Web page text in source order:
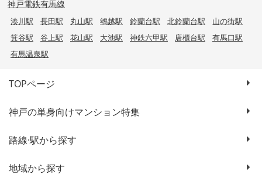
神戸電鉄有馬線
湊川駅 長田駅 丸山駅 鵯越駅 鈴蘭台駅 北鈴蘭台駅
山の街駅
箕谷駅
谷上駅 花山駅 大池駅 神鉄六甲駅 唐櫃台駅
有馬口駅
有馬温泉駅
TOPページ
神戸の単身向けマンション特集
路線·駅から探す
地域から探す